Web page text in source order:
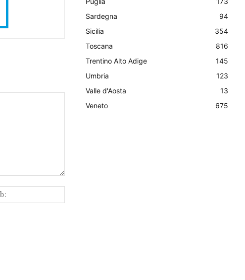
Web:
Sardegna
94
Sicilia
354
Toscana
816
Trentino Alto Adige
145
Umbria
123
Valle d'Aosta
13
Veneto
675